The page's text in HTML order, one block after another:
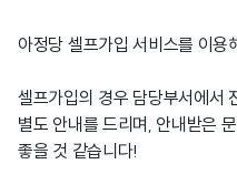
아정당 셀프가입 서비스를 이용
셀프가입의 경우 담당부서에서
별도 안내를 드리며, 안내받은
좋을 것 같습니다!